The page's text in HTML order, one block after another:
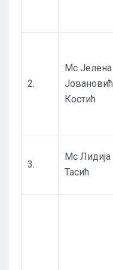
2.
Мс Јелена
Јовановић
Костић
3.
Мс Лидија
Тасић